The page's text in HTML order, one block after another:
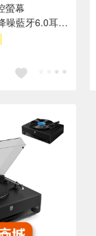
螢幕
噪藍牙6.0耳
限時加贈台灣